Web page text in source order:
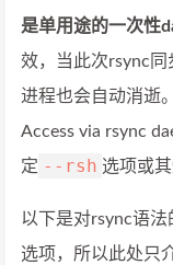
是单用途的一次性
效，当此次rsync同
进程也会自动消逝
Access via rsync
定 --rsh 选项或其
以下是对rsync语
选项，所以此处只